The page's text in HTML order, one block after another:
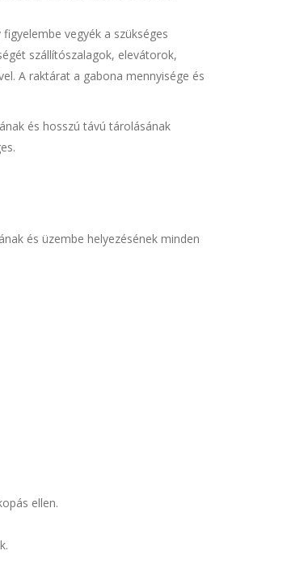
vegyék a szükséges
szállítószalagok, elevátorok,
A raktárat a gabona mennyisége és
és hosszú távú tárolásának
és üzembe helyezésének minden
ellen.